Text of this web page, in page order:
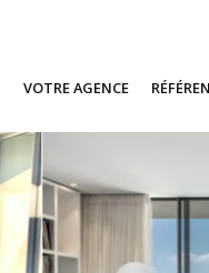
VOTRE AGENCE